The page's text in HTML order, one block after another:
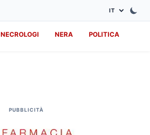
NECROLOGI NERA POLITICA
PUBBLICITÀ